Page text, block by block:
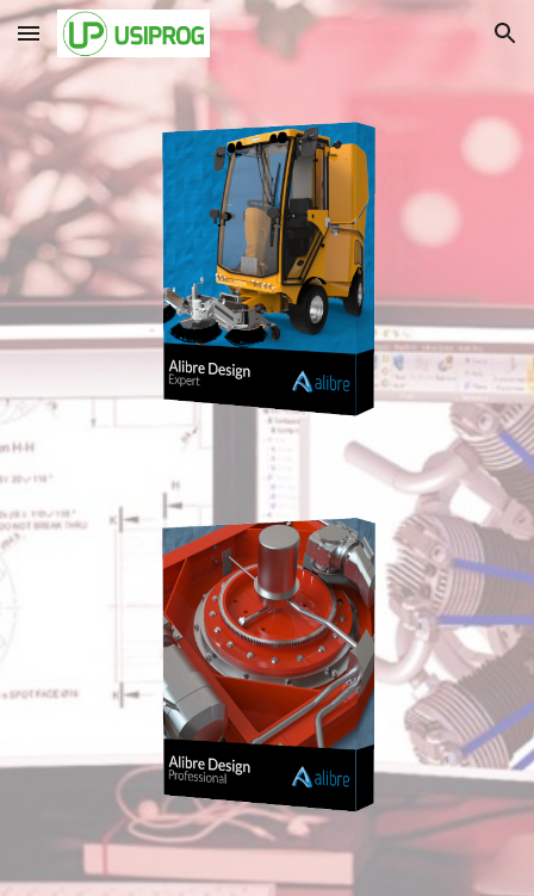
Skip to main content Skip to navigation